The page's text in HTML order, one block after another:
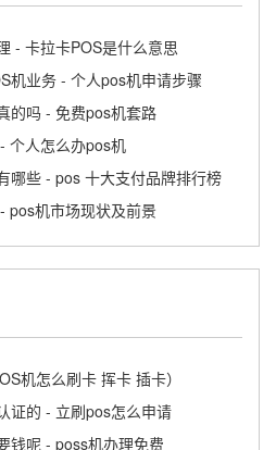
- 卡拉卡POS是什么意思
机业务 - 个人pos机申请步骤
的吗 - 免费pos机套路
个人怎么办pos机
哪些 - pos 十大支付品牌排行榜
pos机市场现状及前景
机怎么刷卡 挥卡 插卡）
证的 - 立刷pos怎么申请
钱呢 - poss机办理免费